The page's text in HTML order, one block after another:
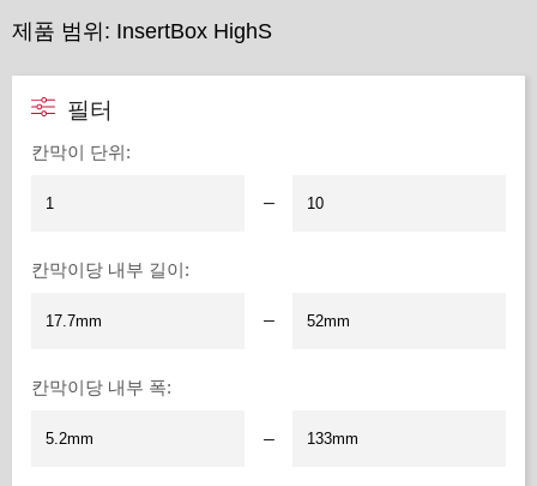
제품 범위: InsertBox HighS
필터
칸막이 단위:
–
칸막이당 내부 길이:
–
칸막이당 내부 폭:
–